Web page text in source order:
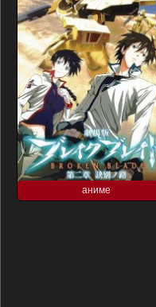
аниме